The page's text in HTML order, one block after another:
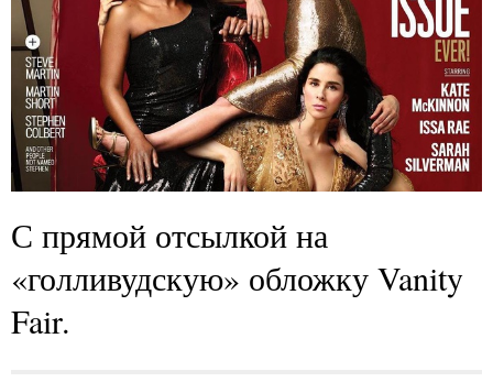
С прямой отсылкой на
«голливудскую» обложку Vanity
Fair.